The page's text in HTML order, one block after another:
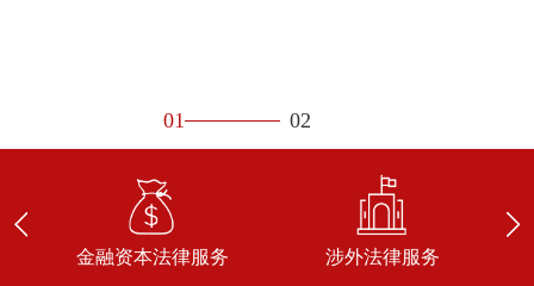
01 02
金融资本法律服务 涉外法律服务